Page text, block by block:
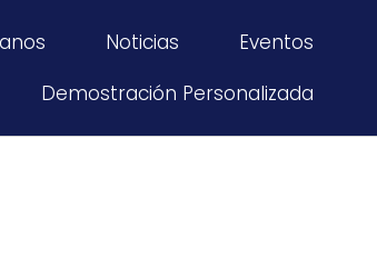
Noticias
Eventos
Demostración Personalizada